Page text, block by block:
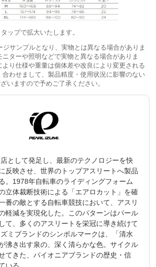
ップで拡大いたします。
ジサンプルとなり、実物とは異なる場合がありま
ターや照明などで実物と異なる場合がありま
より仕様や重量は個体差や改良により変更される
合わせまして、製品精度・使用状況に影響のない
いますので予めご了承ください。
として発足し、最新のテクノロジーを快
反映させ、世界のトップアスリートへ製品
。1978年自転車のライディングフォーム
立体裁断技術による「エアロカット」を確
番の敵とする自転車競技において、アスリ
軽減を実現化した。このパターンはパール
て、多くのアスリートを栄冠に導き続けて
ミブランドのシンボルマークは、「清水
沸き出す泉の、深く清らかな色。サイクル
てきた、パイオニアブランドの歴史・信
いる。